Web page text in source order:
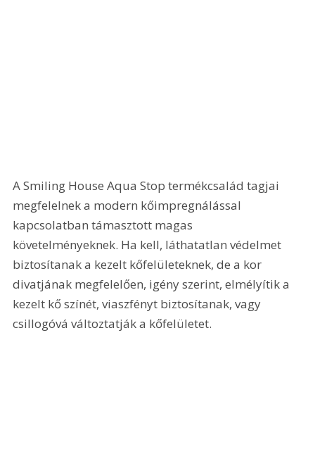
A Smiling House Aqua Stop termékcsalád tagjai
megfelelnek a modern kőimpregnálással
kapcsolatban támasztott magas
követelményeknek. Ha kell, láthatatlan védelmet
biztosítanak a kezelt kőfelületeknek, de a kor
divatjának megfelelően, igény szerint, elmélyítik a
kezelt kő színét, viaszfényt biztosítanak, vagy
csillogóvá változtatják a kőfelületet.